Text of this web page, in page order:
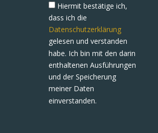
Hiermit bestätige ich,
dass ich die
Datenschutzerklärung
gelesen und verstanden
habe. Ich bin mit den darin
enthaltenen Ausführungen
und der Speicherung
meiner Daten
einverstanden.